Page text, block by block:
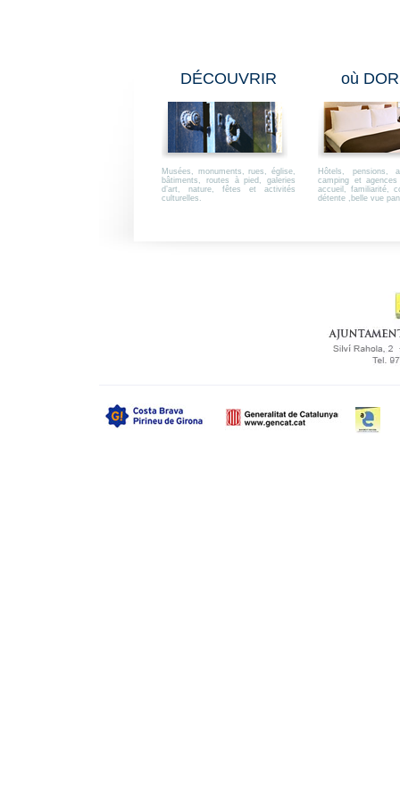
DÉCOUVRIR
Musées, monuments, rues, église,
bâtiments, routes à pied, galeries
d’art, nature, fêtes et activités
culturelles.
où
Hôtels, pensions,
camping et agences
accueil, familiarité,
détente ,belle vue